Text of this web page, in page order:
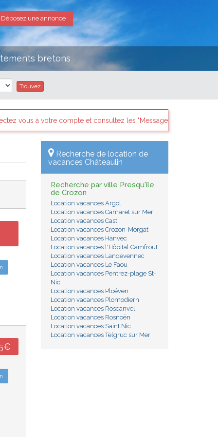
une annonce
bretons
"Messages des internautes pressés" il y a sans doute des
Recherche de location de
vacances Châteaulin
Recherche par ville Presqu'île
de Crozon
Location vacances Argol
Location vacances Camaret sur Mer
Location vacances Cast
Location vacances Crozon-Morgat
Location vacances Hanvec
Location vacances l'Hôpital Camfrout
Location vacances Landevennec
Location vacances Le Faou
Location vacances Pentrez-plage St-
Nic
Location vacances Ploéven
Location vacances Plomodiern
Location vacances Roscanvel
Location vacances Rosnoën
Location vacances Saint Nic
Location vacances Telgruc sur Mer